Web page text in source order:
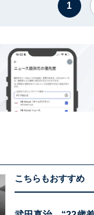
1
こちらもおすすめ